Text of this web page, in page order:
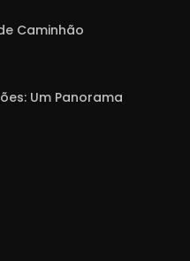
Caminhão
Um Panorama